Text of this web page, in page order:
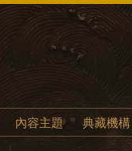
內容主題 典藏機構